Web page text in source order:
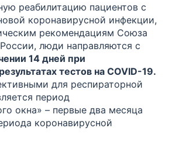
реабилитацию пациентов с
коронавирусной инфекции,
рекомендациям Союза
люди направляются с
14 дней при
тестов на COVID-19.
для респираторной
период
окна» – первые два месяца
коронавирусной